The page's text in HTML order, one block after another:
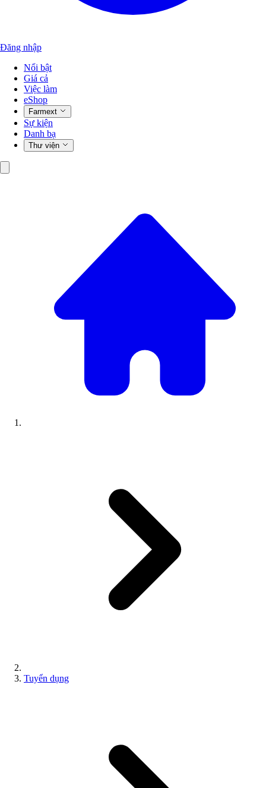
Đăng nhập
Nổi bật
Giá cả
Việc làm
eShop
Farmext
Sự kiện
Danh bạ
Thư viện
Tuyển dụng